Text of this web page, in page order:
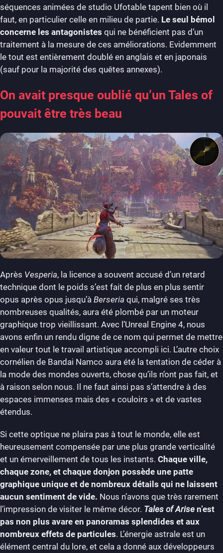
séquences animées de studio Ufotable tapent bien où il
faut, en particulier celle en milieu de partie. Le seul bémol
concerne les antagonistes qui ne bénéficient pas d’un
traitement à la mesure de ces améliorations. Evidemment
le tout est entièrement doublé en anglais et en japonais
(sauf pour la majorité des quêtes annexes).
On avait presque oublié qu’un Tales of
pouvait être très beau
Après Vesperia, la licence a souvent accusé d’un retard
technique dont le poids s’est fait de plus en plus sentir
opus après opus jusqu’à Berseria qui, malgré ses très
nombreuses qualités, aura été plombé par un moteur
graphique trop vieillissant. Avec l’Unreal Engine 4, nous
avons enfin un rendu digne de ce nom qui permet de mettre
en valeur tout le travail artistique accompli ici. L’autre choix
cornélien de Bandai Namco aura été la tentation de céder à
la mode des mondes ouverts, chose qu’ils n’ont pas fait, et
à raison selon nous. Il ne faut ainsi pas s’attendre à des
espaces immenses mais des « couloirs » et de vastes
étendus.
Si cette optique ne plaira pas à tout le monde, elle est
heureusement compensée par une plus grande verticalité
et un émerveillement de tous les instants. Chaque ville,
chaque zone, et chaque donjon possède une patte
graphique unique et de nombreux détails qui ne laissent
aucun sentiment de vide. Nous n’avons que très rarement
l’impression de visiter le même décor. Tales of Arise n’est
pas non plus avare en panoramas splendides et aux
nombreux effets de particules. L’énergie astrale est un
élément central du lore, et cela a donné aux développeurs